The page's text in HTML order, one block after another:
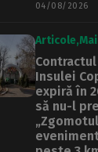
04/08/2026
Articole
Insulei
expiră în
să nu-l